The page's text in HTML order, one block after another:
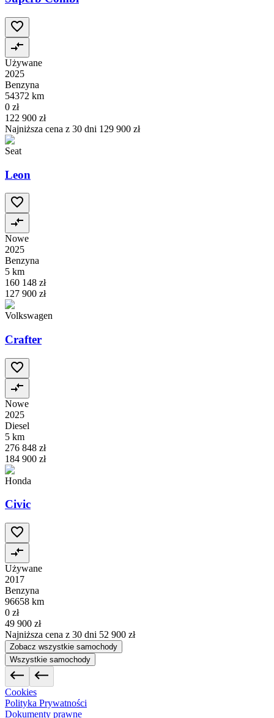
Używane
2025
Benzyna
54372 km
0 zł
122 900 zł
Najniższa cena z 30 dni 129 900 zł
Seat
Leon
Nowe
2025
Benzyna
5 km
160 148 zł
127 900 zł
Volkswagen
Crafter
Nowe
2025
Diesel
5 km
276 848 zł
184 900 zł
Honda
Civic
Używane
2017
Benzyna
96658 km
0 zł
49 900 zł
Najniższa cena z 30 dni 52 900 zł
Zobacz wszystkie samochody
Wszystkie samochody
Cookies
Polityka Prywatności
Dokumenty prawne